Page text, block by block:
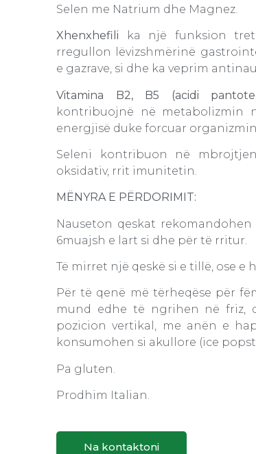
Selen me Natrium dhe Magnez.
Xhenxhefili ka një funksion
rregullon lëvizshmërinë
e gazrave, si dhe ka veprim
Vitamina B2, B5 (acidi
kontribuojnë në metabolizmin
energjisë duke forcuar organizmin.
Seleni kontribuon në
oksidativ, rrit imunitetin.
MËNYRA E PËRDORIMIT:
Nauseton qeskat
6muajsh e lart si dhe për të rritur.
Të mirret një qeskë si e tillë, ose e
Për të qenë më tërheqëse për
mund edhe të ngrihen në friz,
pozicion vertikal, me anën e
konsumohen si akullore (ice
Pa gluten.
Prodhim Italian.
Na kontaktoni